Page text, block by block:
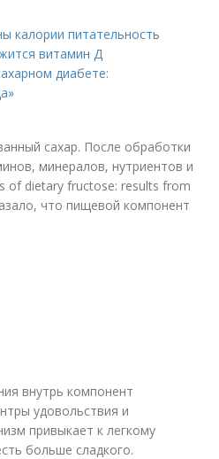
калории питательность
витамин Д
диабете:
сахар. После обработки
минералов, нутриентов и
of dietary fructose: results from
что пищевой компонент
внутрь компонент
удовольствия и
привыкает к легкому
больше сладкого.